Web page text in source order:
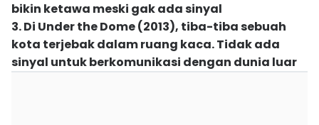
bikin ketawa meski gak ada sinyal
3. Di Under the Dome (2013), tiba-tiba sebuah
kota terjebak dalam ruang kaca. Tidak ada
sinyal untuk berkomunikasi dengan dunia luar